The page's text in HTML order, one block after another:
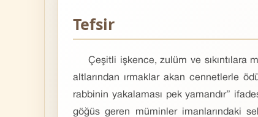
Tefsir
Çeşitli işkence, zulüm ve sıkıntılara
altlarından ırmaklar akan cennetlerle
rabbinin yakalaması pek yamandır”
göğüs geren müminler imanlarındaki